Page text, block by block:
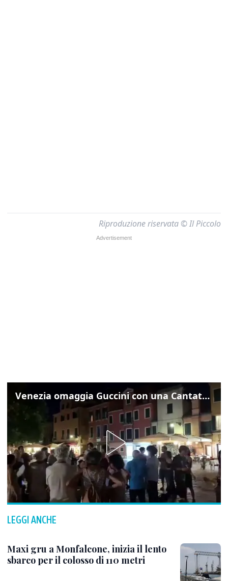
Riproduzione riservata © Il Piccolo
Venezia omaggia Guccini con una Cantata Anarchica in campo Santa Margherita
LEGGI ANCHE
Maxi gru a Monfalcone, inizia il lento
sbarco per il colosso di 110 metri